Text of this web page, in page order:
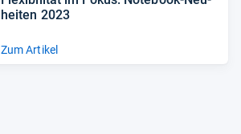
hei­ten 2023
Zum Artikel